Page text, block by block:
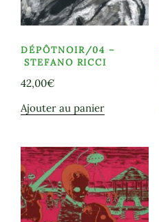
DÉPÔTNOIR/04 –
STEFANO RICCI
42,00€
Ajouter au panier